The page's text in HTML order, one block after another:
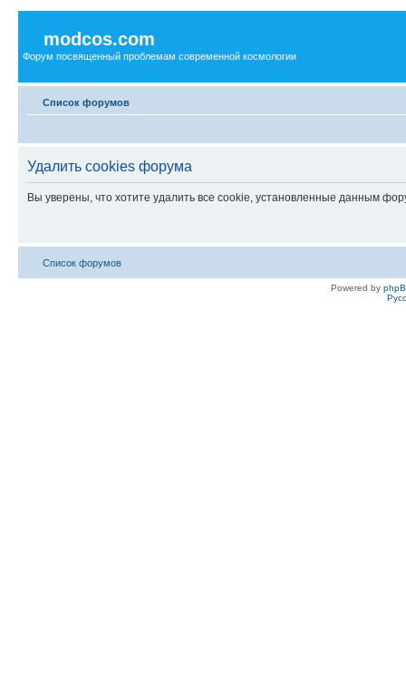
modcos.com
Форум посвященный проблемам современной космологии
Список форумов
Удалить cookies форума
Вы уверены, что хотите удалить все cookie, установленные данным
Список форумов
Powered by